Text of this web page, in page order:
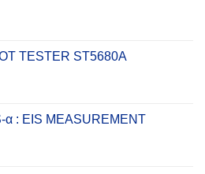
TESTER ST5680A
α : EIS MEASUREMENT